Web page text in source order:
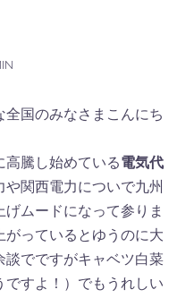
国のみなさまこんにち
高騰し始めている電気代
関西電力についで九州
ムードになって参りま
がっているとゆうのに大
でですがキャベツ白菜
すよ！）でもうれしい